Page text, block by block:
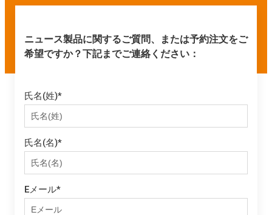
ニュース製品に関するご質問、または予約注文をご
希望ですか？下記までご連絡ください：
氏名(姓)*
氏名(名)*
Eメール*